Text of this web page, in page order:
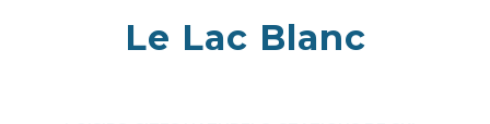
Le Lac Blanc